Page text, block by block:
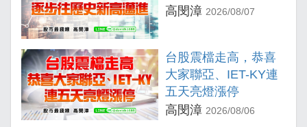
高閔漳 2026/08/07
台股震檔走高，恭喜
大家聯亞、IET-KY連
五天亮燈漲停
高閔漳 2026/08/06